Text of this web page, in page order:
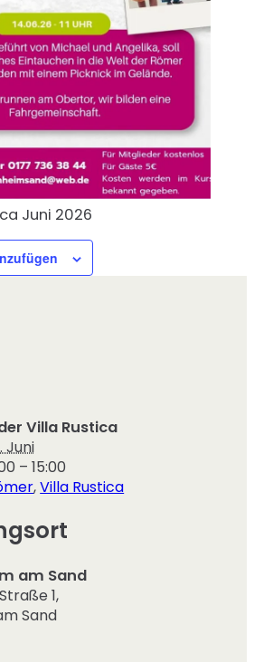
Juni 2026
Villa Rustica
Juni
– 15:00
,Villa Rustica
am Sand
1,
Sand